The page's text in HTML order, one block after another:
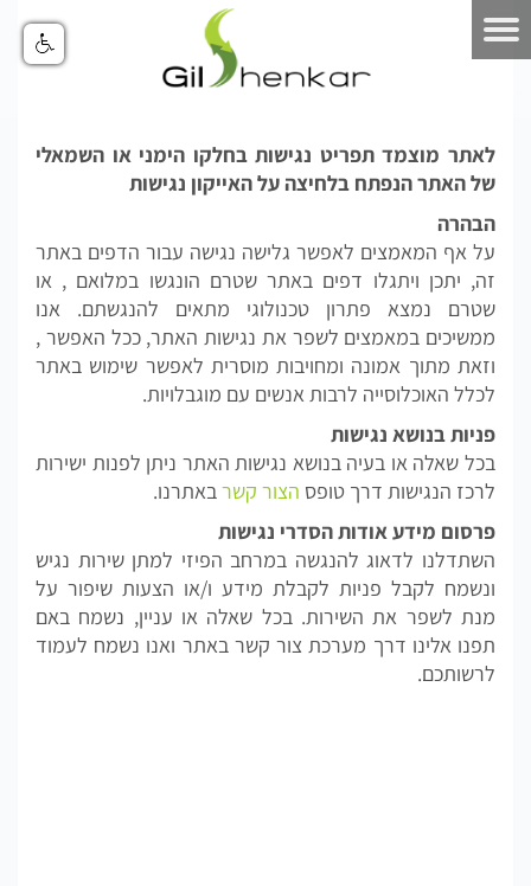
לאתר מוצמד תפריט נגישות בחלקו הימני או השמאלי
של האתר הנפתח בלחיצה על האייקון נגישות
הבהרה
על אף המאמצים לאפשר גלישה נגישה עבור הדפים באתר
זה, יתכן ויתגלו דפים באתר שטרם הונגשו במלואם , או
שטרם נמצא פתרון טכנולוגי מתאים להנגשתם. אנו
ממשיכים במאמצים לשפר את נגישות האתר, ככל האפשר ,
וזאת מתוך אמונה ומחויבות מוסרית לאפשר שימוש באתר
לכלל האוכלוסייה לרבות אנשים עם מוגבלויות.
פניות בנושא נגישות
בכל שאלה או בעיה בנושא נגישות האתר ניתן לפנות ישירות
לרכז הנגישות דרך טופס הצור קשרבאתרנו.
פרסום מידע אודות הסדרי נגישות
השתדלנו לדאוג להנגשה במרחב הפיזי למתן שירות נגיש
ונשמח לקבל פניות לקבלת מידע ו/או הצעות שיפור על
מנת לשפר את השירות. בכל שאלה או עניין, נשמח באם
תפנו אלינו דרך מערכת צור קשר באתר ואנו נשמח לעמוד
לרשותכם.